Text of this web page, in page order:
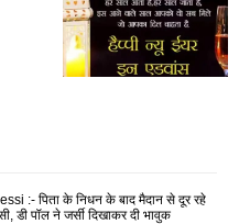
:- पिता के निधन के बाद मैदान से दूर रहे
डी पॉल ने जर्सी दिखाकर दी भावुक